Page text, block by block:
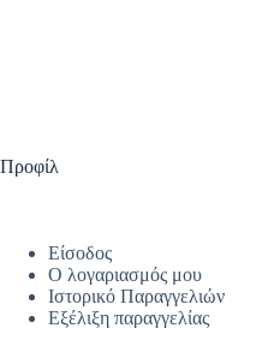
Προφίλ
Είσοδος
Ο λογαριασμός μου
Ιστορικό Παραγγελιών
Εξέλιξη παραγγελίας